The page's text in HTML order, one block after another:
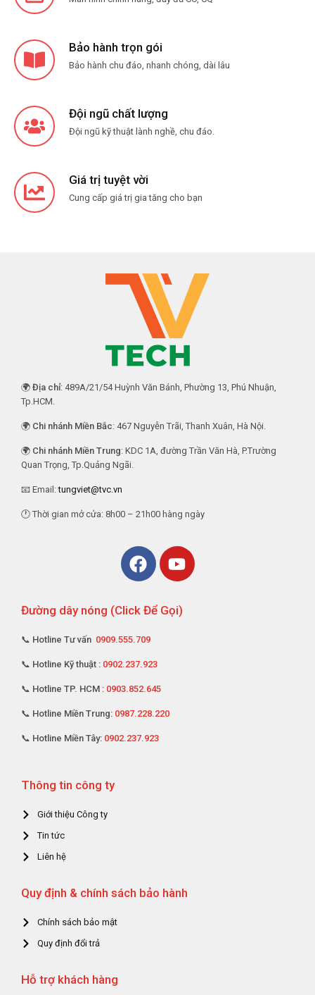
Bảo hành trọn gói
Bảo hành chu đáo, nhanh chóng, dài lâu
Đội ngũ chất lượng
Đội ngũ kỹ thuật lành nghề, chu đáo.
Giá trị tuyệt vời
Cung cấp giá trị gia tăng cho bạn
🌍 Địa chỉ: 489A/21/54 Huỳnh Văn Bánh, Phường 13, Phú Nhuận,
Tp.HCM.
🌍 Chi nhánh Miền Bắc: 467 Nguyễn Trãi, Thanh Xuân, Hà Nội.
🌍 Chi nhánh Miền Trung: KDC 1A, đường Trần Văn Hà, P.Trường
Quan Trọng, Tp.Quảng Ngãi.
📧 Email:tungviet@tvc.vn
🕐 Thời gian mở cửa: 8h00 – 21h00 hàng ngày
Đường dây nóng (Click Để Gọi)
📞 Hotline Tư vấn 0909.555.709
📞 Hotline Kỹ thuật : 0902.237.923
📞 Hotline TP. HCM : 0903.852.645
📞 Hotline Miền Trung: 0987.228.220
📞 Hotline Miền Tây: 0902.237.923
Thông tin công ty
Giới thiệu Công ty
Tin tức
Liên hệ
Quy định & chính sách bảo hành
Chính sách bảo mật
Quy định đổi trả
Hỗ trợ khách hàng